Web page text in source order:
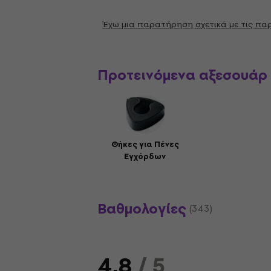
Έχω μια παρατήρηση σχετικά με τις
Προτεινόμενα αξεσουάρ
Θήκες για Πένες
Εγχόρδων
Βαθμολογίες (343)